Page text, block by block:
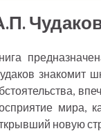
знакомит
мира,
новую